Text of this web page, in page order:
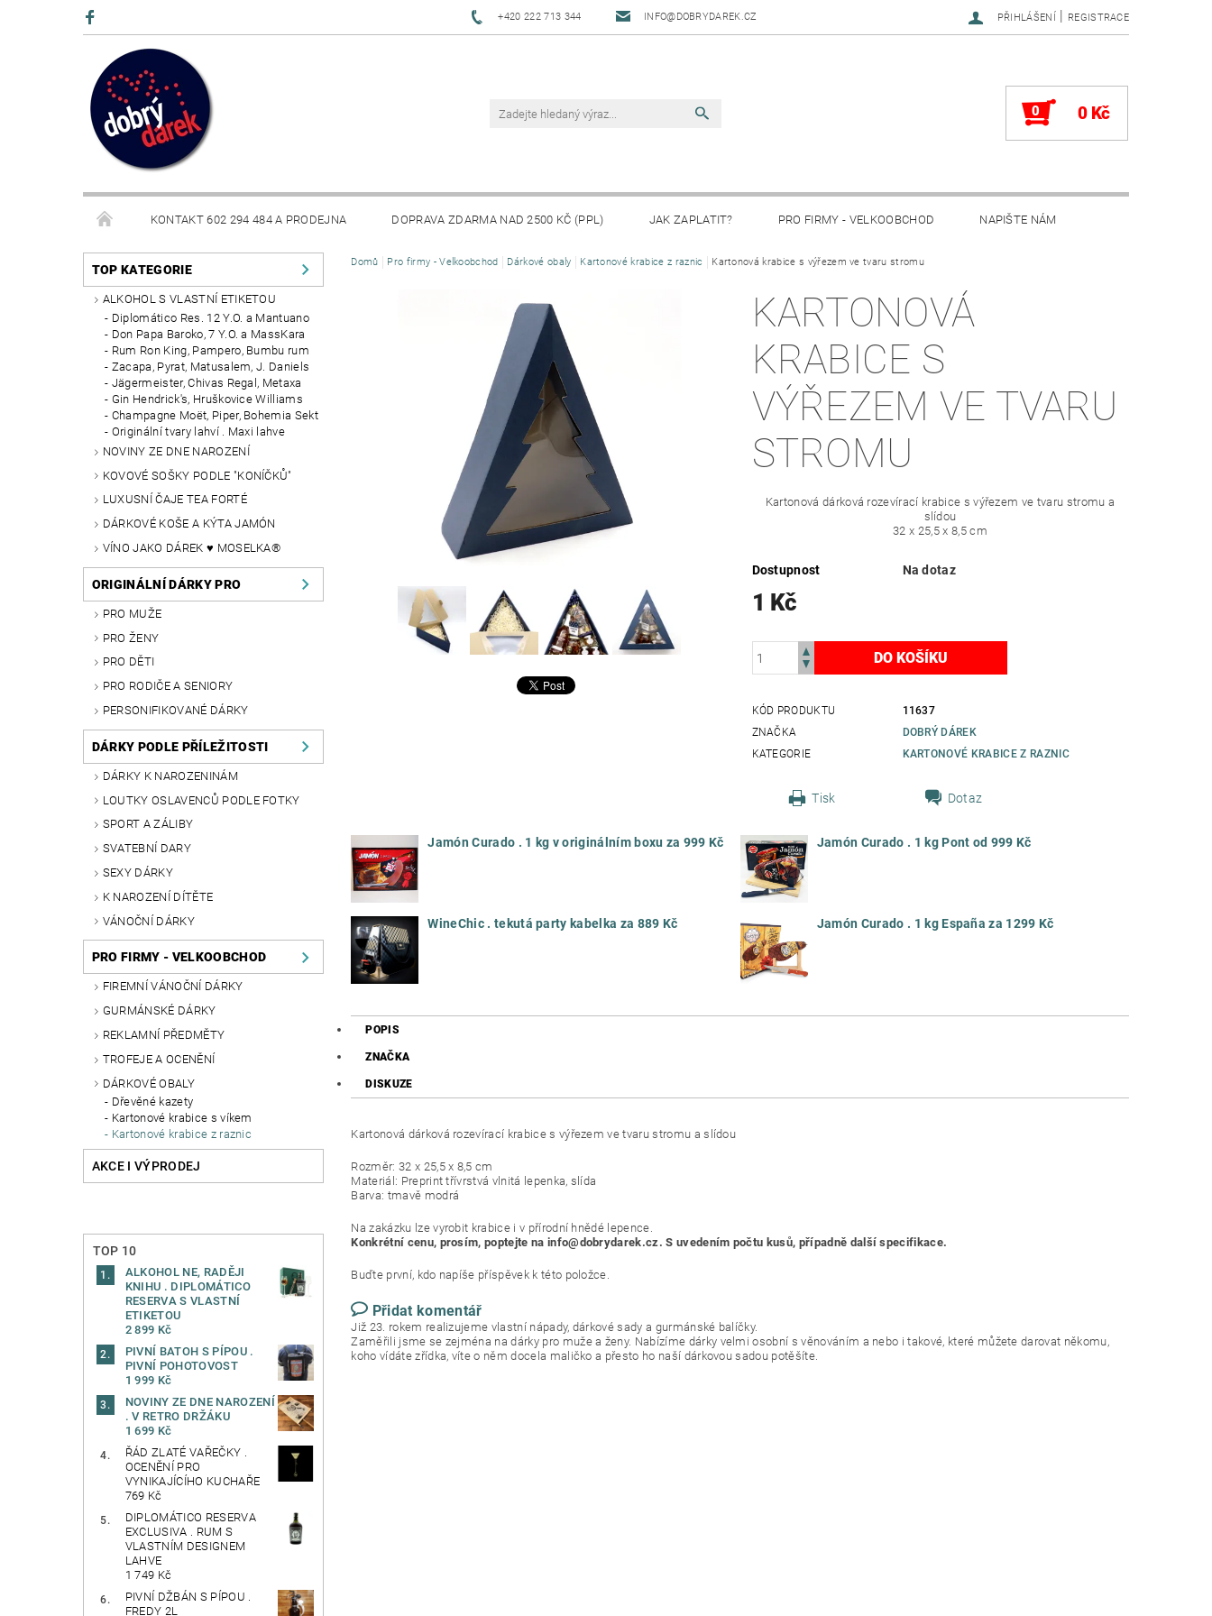
+420 222 713 344 INFO@DOBRYDAREK.CZ PŘIHLÁŠENÍ | REGISTRACE
0 0 Kč
KONTAKT 602 294 484 A PRODEJNA DOPRAVA ZDARMA NAD 2500 KČ (PPL) JAK ZAPLATIT? PRO FIRMY - VELKOOBCHOD NAPIŠTE NÁM
BLOG
TOP KATEGORIE
ALKOHOL S VLASTNÍ ETIKETOU
Diplomático Res. 12 Y.O. a Mantuano
Don Papa Baroko, 7 Y.O. a MassKara
Rum Ron King, Pampero, Bumbu rum
Zacapa, Pyrat, Matusalem, J. Daniels
Jägermeister, Chivas Regal, Metaxa
Gin Hendrick's, Hruškovice Williams
Champagne Moët, Piper, Bohemia Sekt
Originální tvary lahví . Maxi lahve
NOVINY ZE DNE NAROZENÍ
KOVOVÉ SOŠKY PODLE "KONÍČKŮ"
LUXUSNÍ ČAJE TEA FORTÉ
DÁRKOVÉ KOŠE A KÝTA JAMÓN
VÍNO JAKO DÁREK ♥ MOSELKA®
ORIGINÁLNÍ DÁRKY PRO
PRO MUŽE
PRO ŽENY
PRO DĚTI
PRO RODIČE A SENIORY
PERSONIFIKOVANÉ DÁRKY
DÁRKY PODLE PŘÍLEŽITOSTI
DÁRKY K NAROZENINÁM
LOUTKY OSLAVENCŮ PODLE FOTKY
SPORT A ZÁLIBY
SVATEBNÍ DARY
SEXY DÁRKY
K NAROZENÍ DÍTĚTE
VÁNOČNÍ DÁRKY
PRO FIRMY - VELKOOBCHOD
FIREMNÍ VÁNOČNÍ DÁRKY
GURMÁNSKÉ DÁRKY
REKLAMNÍ PŘEDMĚTY
TROFEJE A OCENĚNÍ
DÁRKOVÉ OBALY
Dřevěné kazety
Kartonové krabice s víkem
Kartonové krabice z raznic
AKCE I VÝPRODEJ
TOP 10
ALKOHOL NE, RADĚJI
KNIHU . DIPLOMÁTICO
RESERVA S VLASTNÍ
ETIKETOU
2 899 Kč
PIVNÍ BATOH S PÍPOU .
PIVNÍ POHOTOVOST
1 999 Kč
NOVINY ZE DNE NAROZENÍ
. V RETRO DRŽÁKU
1 699 Kč
ŘÁD ZLATÉ VAŘEČKY .
OCENĚNÍ PRO
VYNIKAJÍCÍHO KUCHAŘE
769 Kč
DIPLOMÁTICO RESERVA
EXCLUSIVA . RUM S
VLASTNÍM DESIGNEM
LAHVE
1 749 Kč
PIVNÍ DŽBÁN S PÍPOU .
FREDY 2L
Domů Pro firmy - Velkoobchod Dárkové obaly Kartonové krabice z raznic Kartonová krabice s výřezem ve tvaru stromu
KARTONOVÁ
KRABICE S
VÝŘEZEM VE TVARU
STROMU
Kartonová dárková rozevírací krabice s výřezem ve tvaru stromu a
slídou
32 x 25,5 x 8,5 cm
Dostupnost Na dotaz
1 Kč
KÓD PRODUKTU
11637
ZNAČKA
DOBRÝ DÁREK
KATEGORIE
KARTONOVÉ KRABICE Z RAZNIC
Tisk Dotaz
Jamón Curado . 1 kg v originálním boxu za 999 Kč Jamón Curado . 1 kg Pont od 999 Kč
WineChic . tekutá party kabelka za 889 Kč Jamón Curado . 1 kg España za 1299 Kč
POPIS
ZNAČKA
DISKUZE
Kartonová dárková rozevírací krabice s výřezem ve tvaru stromu a slídou
Rozměr: 32 x 25,5 x 8,5 cm
Materiál: Preprint třívrstvá vlnitá lepenka, slída
Barva: tmavě modrá
Na zakázku lze vyrobit krabice i v přírodní hnědé lepence.
Konkrétní cenu, prosím, poptejte na info@dobrydarek.cz. S uvedením počtu kusů, případně další specifikace.
Buďte první, kdo napíše příspěvek k této položce.
Přidat komentář
Již 23. rokem realizujeme vlastní nápady, dárkové sady a gurmánské balíčky.
Zaměřili jsme se zejména na dárky pro muže a ženy. Nabízíme dárky velmi osobní s věnováním a nebo i takové, které můžete darovat někomu,
koho vídáte zřídka, víte o něm docela maličko a přesto ho naší dárkovou sadou potěšíte.